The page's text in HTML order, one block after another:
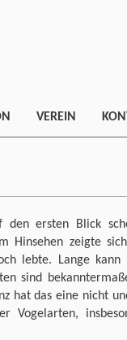
VEREIN
ersten Blick
Hinsehen zeigte
lebte. Lange
sind
hat das eine nicht
Vogelarten,